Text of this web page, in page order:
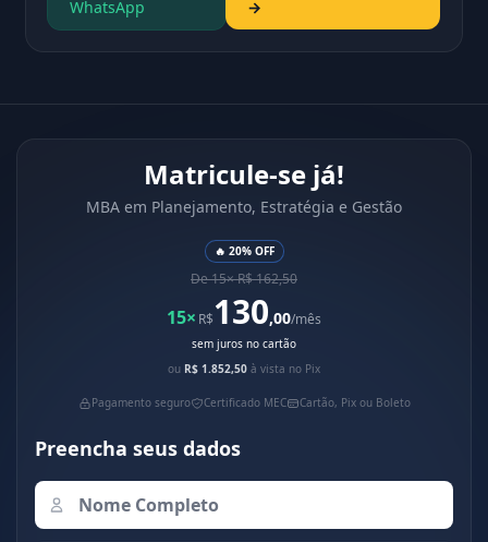
WhatsApp
→
Matricule-se já!
MBA em Planejamento, Estratégia e Gestão
🔥 20% OFF
De 15× R$ 162,50
15× R$130,00/mês
sem juros no cartão
ou R$ 1.852,50 à vista no Pix
Pagamento seguro Certificado MEC Cartão, Pix ou Boleto
Preencha seus dados